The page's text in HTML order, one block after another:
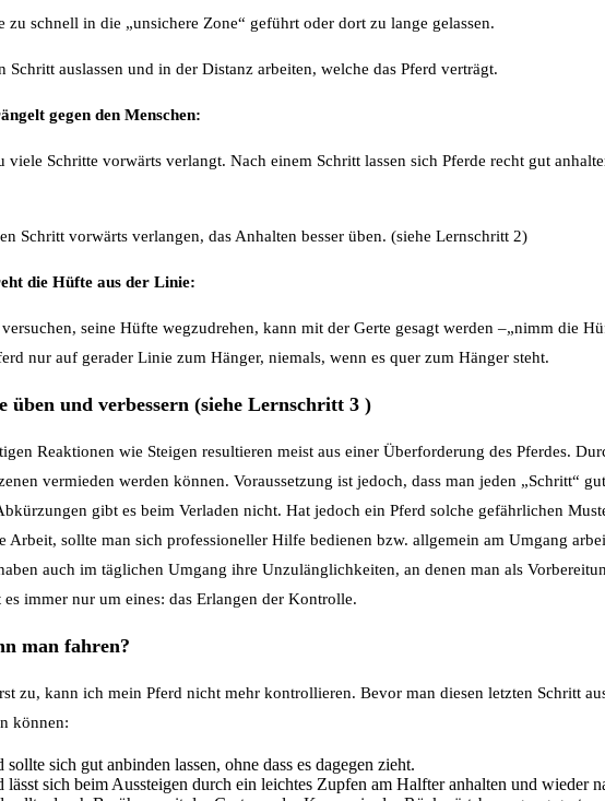
zu schnell in die „unsichere Zone“ geführt oder dort zu lange gelassen.
Schritt auslassen und in der Distanz arbeiten, welche das Pferd verträgt.
gegen den Menschen:
viele Schritte vorwärts verlangt. Nach einem Schritt lassen sich Pferde recht gut
Schritt vorwärts verlangen, das Anhalten besser üben. (siehe Lernschritt 2)
die Hüfte aus der Linie:
seine Hüfte wegzudrehen, kann mit der Gerte gesagt werden –„nimm die
nur auf gerader Linie zum Hänger, niemals, wenn es quer zum Hänger steht.
üben und verbessern (siehe Lernschritt 3 )
Reaktionen wie Steigen resultieren meist aus einer Überforderung des Pferdes.
vermieden werden können. Voraussetzung ist jedoch, dass man jeden „Schritt“
gibt es beim Verladen nicht. Hat jedoch ein Pferd solche gefährlichen
Arbeit, sollte man sich professioneller Hilfe bedienen bzw. allgemein am Umgang
auch im täglichen Umgang ihre Unzulänglichkeiten, an denen man als
immer nur um eines: das Erlangen der Kontrolle.
man fahren?
zu, kann ich mein Pferd nicht mehr kontrollieren. Bevor man diesen letzten Schritt
können:
sollte sich gut anbinden lassen, ohne dass es dagegen zieht.
lässt sich beim Aussteigen durch ein leichtes Zupfen am Halfter anhalten und wieder